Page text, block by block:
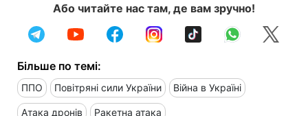
Або читайте нас там, де вам зручно!
Більше по темі:
ППО Повітряні сили України Війна в Україні
Атака дронів Ракетна атака